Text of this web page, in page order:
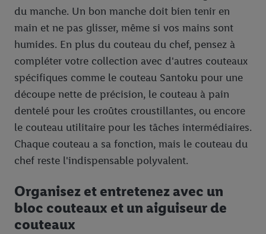
du manche. Un bon manche doit bien tenir en
main et ne pas glisser, même si vos mains sont
humides. En plus du couteau du chef, pensez à
compléter votre collection avec d'autres couteaux
spécifiques comme le couteau Santoku pour une
découpe nette de précision, le couteau à pain
dentelé pour les croûtes croustillantes, ou encore
le couteau utilitaire pour les tâches intermédiaires.
Chaque couteau a sa fonction, mais le couteau du
chef reste l'indispensable polyvalent.
Organisez et entretenez avec un
bloc couteaux et un aiguiseur de
couteaux
un panier d’un webshop mais sans procéder à l’achat) peuvent
également être affichées sur plusieurs apppareils et plusieurs
services de Lidl si plusieurs terminaux ou plusieurs services de
Lidl peuvent vous être attribués en utilisant votre adresse e-
mail hachée et, le cas échéant, d’autres identifiants/identifiants
dont dispose Criteo S.A.
Sous « Personnaliser », vous pouvez autoriser des finalités
individuelles et trouver de plus amples informations sur le
traitement des données.
En cliquant sur « Refuser », vous pouvez autoriser uniquement
l’utilisation des technologies nécessaires. En cliquant sur «
Accepter », vous autorisez tous les traitements pour toutes les
informations sur la durée de conservation des données et votre
droit de révoquer votre consentement à tout moment avec effet
pour l’avenir dans notre